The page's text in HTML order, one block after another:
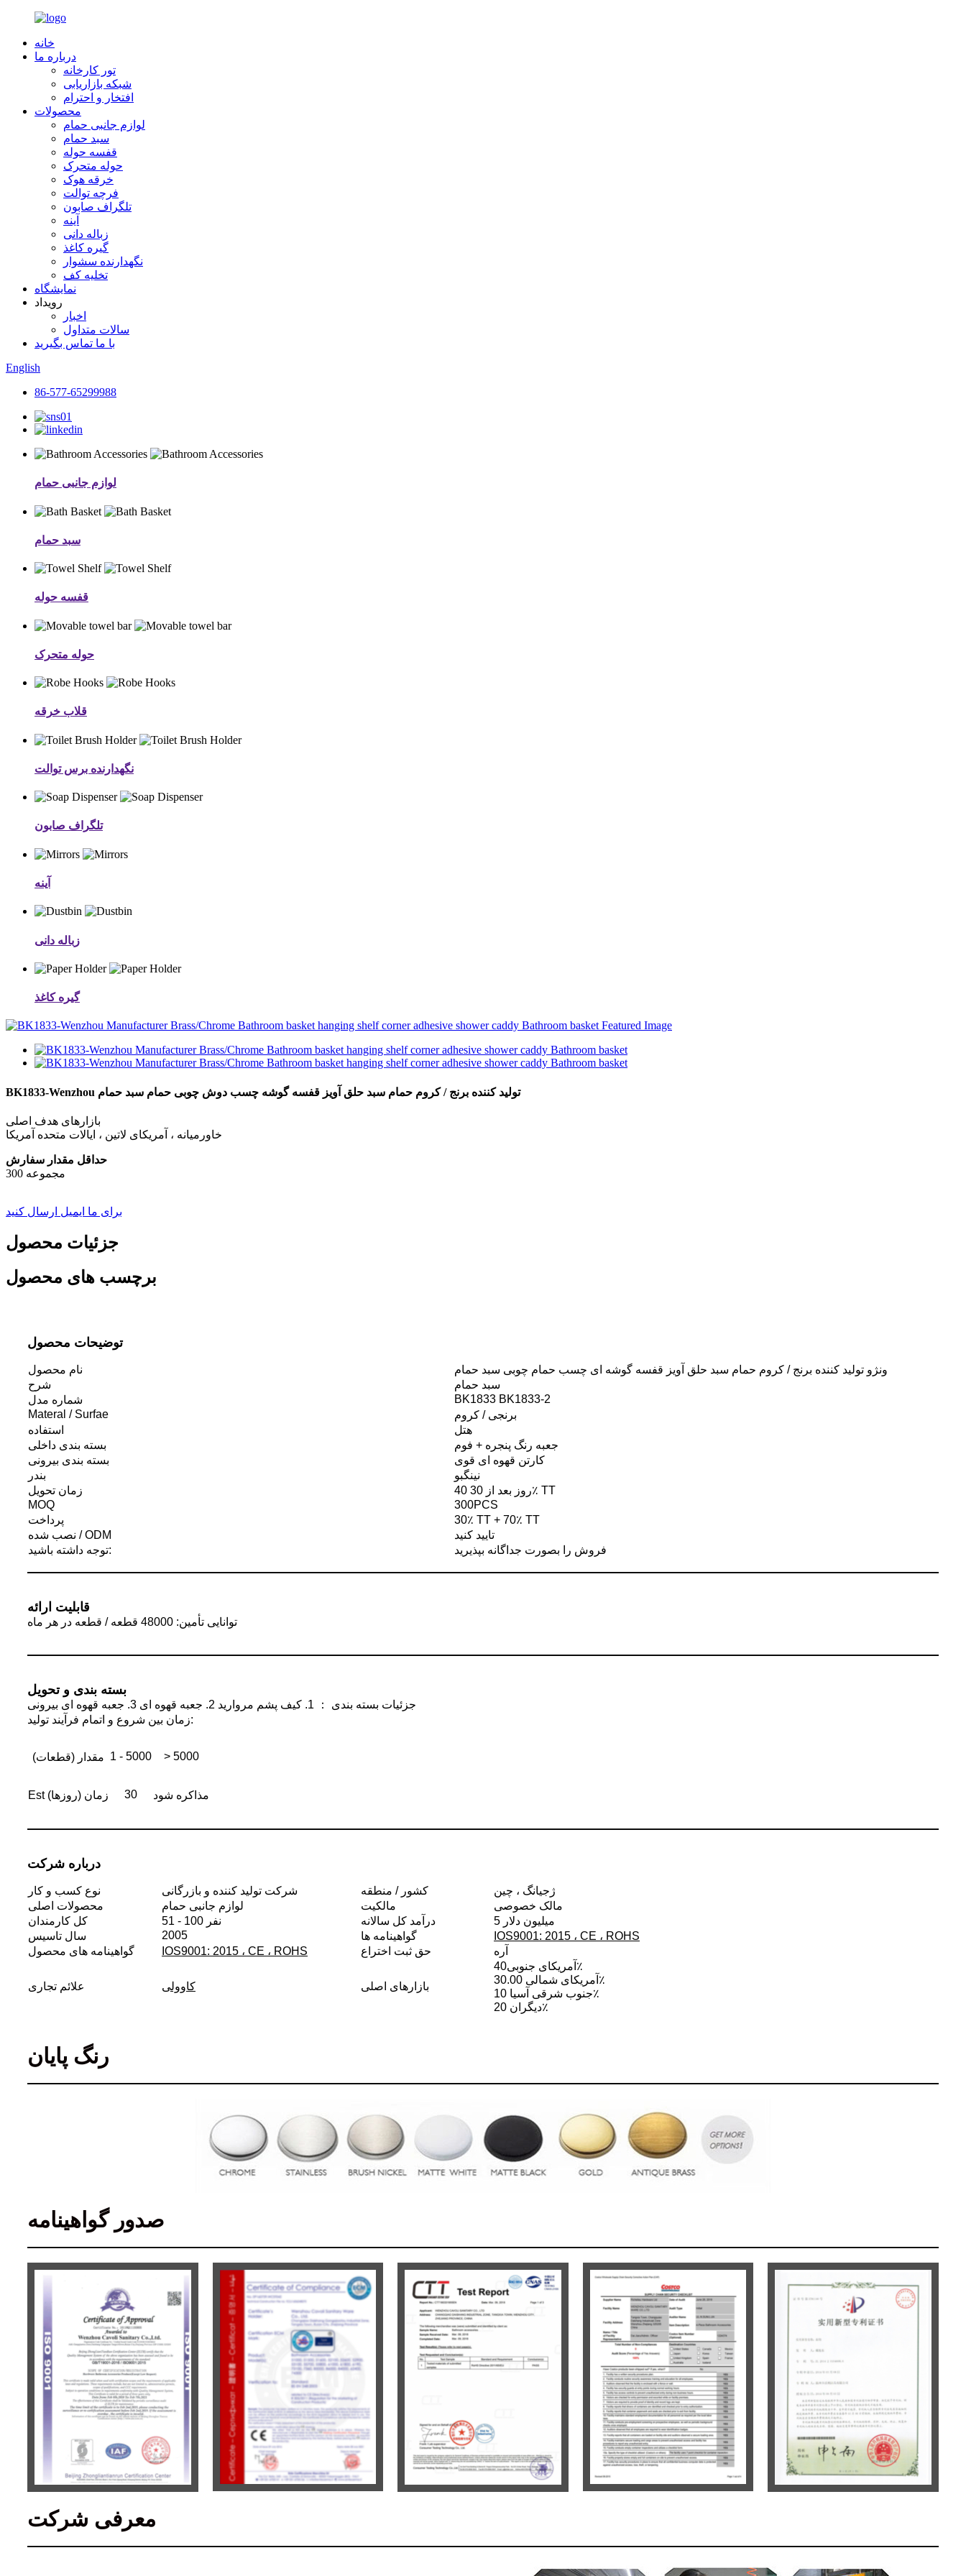
خانه
درباره ما
تور کارخانه
شبکه بازاریابی
افتخار و احترام
محصولات
لوازم جانبی حمام
سبد حمام
قفسه حوله
حوله متحرک
خرقه هوک
فرچه توالت
تلگراف صابون
آینه
زباله دانی
گیره کاغذ
نگهدارنده سشوار
تخلیه کف
نمایشگاه
رویداد
اخبار
سالات متداول
با ما تماس بگیرید
English
86-577-65299988
لوازم جانبی حمام
سبد حمام
قفسه حوله
حوله متحرک
قلاب خرقه
نگهدارنده برس توالت
تلگراف صابون
آینه
زباله دانی
گیره کاغذ
BK1833-Wenzhou تولید کننده برنج / کروم حمام سبد حلق آویز قفسه گوشه چسب دوش چوبی حمام سبد حمام
بازارهای هدف اصلی
خاورمیانه ، آمریکای لاتین ، ایالات متحده آمریکا
حداقل مقدار سفارش
300 مجموعه
برای ما ایمیل ارسال کنید
جزئیات محصول
برچسب های محصول
توضیحات محصول
نام محصول
ونژو تولید کننده برنج / کروم حمام سبد حلق آویز قفسه گوشه ای چسب حمام چوبی سبد حمام
شرح
سبد حمام
شماره مدل
BK1833 BK1833-2
Materal / Surfae
برنجی / کروم
استفاده
هتل
بسته بندی داخلی
جعبه رنگ پنجره + فوم
بسته بندی بیرونی
کارتن قهوه ای قوی
بندر
نینگبو
زمان تحویل
40 روز بعد از 30٪ TT
MOQ
300PCS
پرداخت
30٪ TT + 70٪ TT
نصب شده / ODM
تایید کنید
توجه داشته باشید:
فروش را بصورت جداگانه بپذیرید
قابلیت ارائه
توانایی تأمین: 48000 قطعه / قطعه در هر ماه
جزئیات بسته بندی ： 1. کیف پشم مروارید 2. جعبه قهوه ای 3. جعبه قهوه ای بیرونی
زمان بین شروع و اتمام فرآیند تولید:
مقدار (قطعات) 1 - 5000 > 5000
Est زمان (روزها) 30 مذاکره شود
درباره شرکت
نوع کسب و کار شرکت تولید کننده و بازرگانی کشور / منطقه
ژجیانگ ، چین
محصولات اصلی
لوازم جانبی حمام مالکیت
مالک خصوصی
کل کارمندان
51 - 100 نفر درآمد کل سالانه
5 میلیون دلار
سال تاسیس
2005 گواهینامه ها
IOS9001: 2015 ، CE ، ROHS
گواهینامه های محصول
IOS9001: 2015 ، CE ، ROHS حق ثبت اختراع آره
علائم تجاری کاوولی بازارهای اصلی
آمریکای جنوبی 40٪
آمریکای شمالی 30.00٪
جنوب شرقی آسیا 10٪
دیگران 20٪
رنگ پایان
صدور گواهینامه
معرفی شرکت